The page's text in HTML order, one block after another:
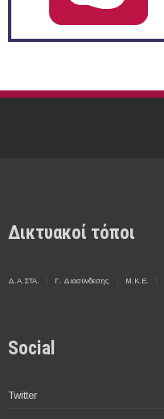
Δικτυακοί τόποι
Δ.Α.ΣΤΑ. Γ. Διασύνδεσης Μ.Κ.Ε.
Social
Twitter